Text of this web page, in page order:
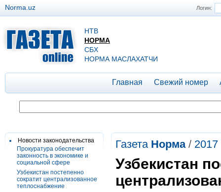
Логин:
Norma.uz
НТВ
НОРМА
СБХ
НОРМА МАСЛАХАТЧИ
Главная Свежий номер
Новости законодательства
Прокуратура обеспечит
законность в экономике и
социальной сфере
Узбекистан постепенно
сократит централизованное
теплоснабжение
Газета Норма/ 2017
Узбекистан